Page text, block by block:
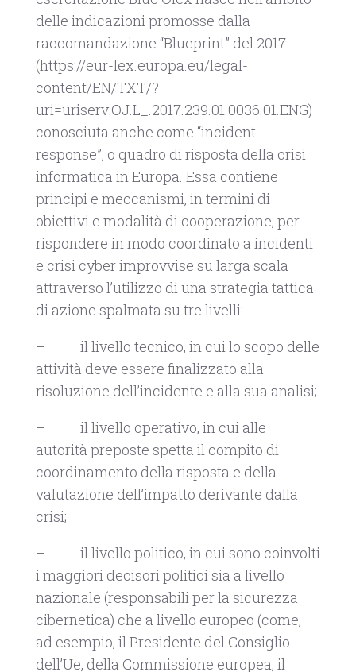
delle indicazioni promosse dalla
raccomandazione “Blueprint” del 2017
(https://eur-lex.europa.eu/legal-
content/EN/TXT/?
uri=uriserv:OJ.L_.2017.239.01.0036.01.ENG)
conosciuta anche come “incident
response”, o quadro di risposta della crisi
informatica in Europa. Essa contiene
principi e meccanismi, in termini di
obiettivi e modalità di cooperazione, per
rispondere in modo coordinato a incidenti
e crisi cyber improvvise su larga scala
attraverso l’utilizzo di una strategia tattica
di azione spalmata su tre livelli:
– il livello tecnico, in cui lo scopo delle
attività deve essere finalizzato alla
risoluzione dell’incidente e alla sua analisi;
– il livello operativo, in cui alle
autorità preposte spetta il compito di
coordinamento della risposta e della
valutazione dell’impatto derivante dalla
crisi;
– il livello politico, in cui sono coinvolti
i maggiori decisori politici sia a livello
nazionale (responsabili per la sicurezza
cibernetica) che a livello europeo (come,
ad esempio, il Presidente del Consiglio
dell’Ue, della Commissione europea, il